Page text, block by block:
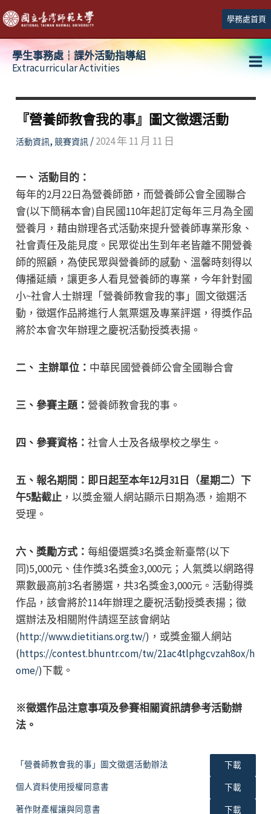
跳
至
主
學務處首頁
學生事務處┆課外活動指導組
Extracurricular Activities
『營養師教會我的事』圖文徵選活動
活動資訊, 競賽資訊/2024 年 11 月 11 日
一、 活動目的：
每年的2月22日為營養師節，而營養師公會全國聯合
會(以下簡稱本會)自民國110年起訂定每年三月為全國
營養月，藉由辦理各式活動來提升營養師專業形象、
社會責任及能見度。民眾從出生到年老皆離不開營養
師的照顧，為使民眾與營養師的感動、溫馨時刻得以
傳播延續，讓更多人看見營養師的專業，今年針對國
小~社會人士辦理「營養師教會我的事」圖文徵選活
動，徵選作品將進行人氣票選及專業評選，得獎作品
將於本會次年辦理之慶祝活動授獎表揚。
二、 主辦單位： 中華民國營養師公會全國聯合會
三、參賽主題： 營養師教會我的事。
四、參賽資格： 社會人士及各級學校之學生。
五、報名期間：即日起至本年12月31日（星期二）下
午5點截止，以獎金獵人網站顯示日期為憑，逾期不
受理。
六、獎勵方式： 每組優選獎3名獎金新臺幣(以下
同)5,000元、佳作獎3名獎金3,000元；人氣獎以網路得
票數最高前3名者勝選，共3名獎金3,000元。活動得獎
作品，該會將於114年辦理之慶祝活動授獎表揚；徵
選辦法及相關附件請逕至該會網站
(http://www.dietitians.org.tw/)，或獎金獵人網站
(https://contest.bhuntr.com/tw/21ac4tlphgcvzah8ox/h
ome/)下載。
※徵選作品注意事項及參賽相關資訊請參考活動辦
法。
「營養師教會我的事」圖文徵選活動辦法 下載
個人資料使用授權同意書 下載
著作財產權讓與同意書 下載